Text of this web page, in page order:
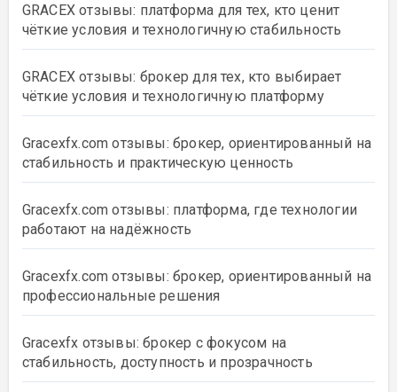
GRACEX отзывы: платформа для тех, кто ценит
чёткие условия и технологичную стабильность
GRACEX отзывы: брокер для тех, кто выбирает
чёткие условия и технологичную платформу
Gracexfx.com отзывы: брокер, ориентированный на
стабильность и практическую ценность
Gracexfx.com отзывы: платформа, где технологии
работают на надёжность
Gracexfx.com отзывы: брокер, ориентированный на
профессиональные решения
Gracexfx отзывы: брокер с фокусом на
стабильность, доступность и прозрачность